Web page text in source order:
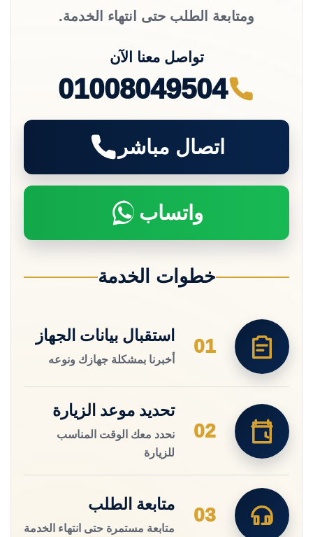
ومتابعة الطلب حتى انتهاء الخدمة.
تواصل معنا الآن
01008049504
اتصال مباشر
واتساب
خطوات الخدمة
01
استقبال بيانات الجهاز
أخبرنا بمشكلة جهازك ونوعه
02
تحديد موعد الزيارة
نحدد معك الوقت المناسب
للزيارة
03
متابعة الطلب
متابعة مستمرة حتى انتهاء الخدمة